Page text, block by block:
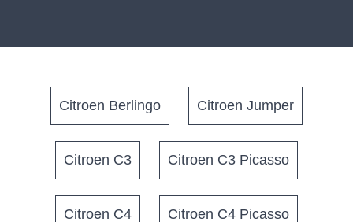
Citroen Berlingo Citroen Jumper
Citroen C3 Citroen C3 Picasso
Citroen C4 Citroen C4 Picasso